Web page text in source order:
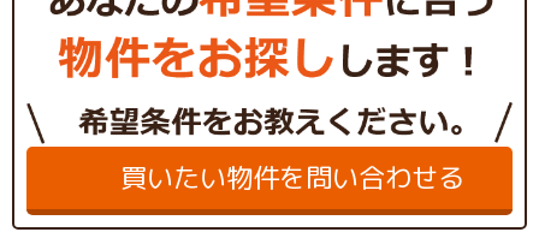
買いたい物件を問い合わせる